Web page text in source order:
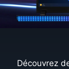
Découvrez